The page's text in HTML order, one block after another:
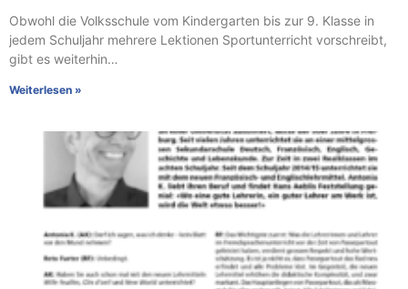
Obwohl die Volksschule vom Kindergarten bis zur 9. Klasse in
jedem Schuljahr mehrere Lektionen Sportunterricht vorschreibt,
gibt es weiterhin…
Weiterlesen »